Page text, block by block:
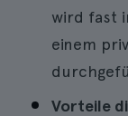
wird fast
einem
Vorteile